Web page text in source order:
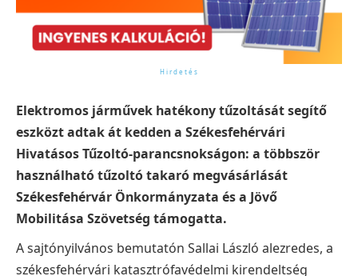
Elektromos járművek hatékony tűzoltását segítő
eszközt adtak át kedden a Székesfehérvári
Hivatásos Tűzoltó-parancsnokságon: a többször
használható tűzoltó takaró megvásárlását
Székesfehérvár Önkormányzata és a Jövő
Mobilitása Szövetség támogatta.
A sajtónyilvános bemutatón Sallai László alezredes, a
székesfehérvári katasztrófavédelmi kirendeltség